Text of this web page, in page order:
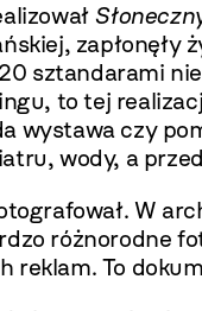
sztandarami
to tej
wystawa czy
wody, a
W
różnorodne
To